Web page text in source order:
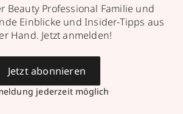
Beauty Professional Familie und
Einblicke und Insider-Tipps aus
Hand. Jetzt anmelden!
jederzeit möglich
Jetzt abonnieren